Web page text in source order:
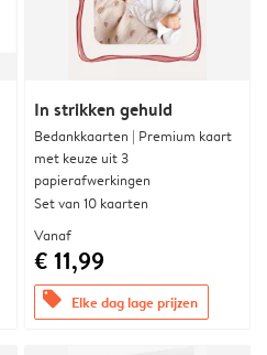
In strikken gehuld
Bedankkaarten | Premium kaart
met keuze uit 3
papierafwerkingen
Set van 10 kaarten
Vanaf
€ 11,99
offers Elke dag lage prijzen